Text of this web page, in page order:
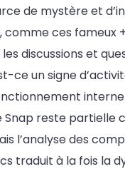
de mystère et
ces fameux
discussions et
ce un signe
interne
reste partielle
l’analyse des
traduit à la fois la